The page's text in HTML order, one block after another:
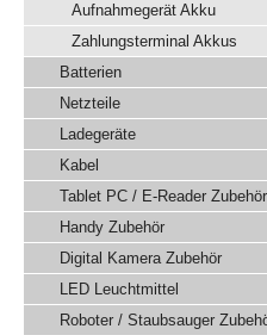
Aufnahmegerät Akku
Zahlungsterminal Akkus
Batterien
Netzteile
Ladegeräte
Kabel
Tablet PC / E-Reader Zubehör
Handy Zubehör
Digital Kamera Zubehör
LED Leuchtmittel
Roboter / Staubsauger